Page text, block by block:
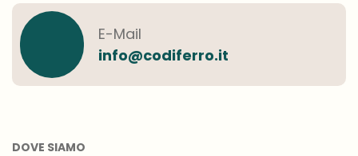
E-Mail
info@codiferro.it
DOVE SIAMO